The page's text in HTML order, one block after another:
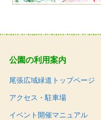
公園の利用案内
尾張広域緑道トップページ
アクセス・駐車場
イベント開催マニュアル